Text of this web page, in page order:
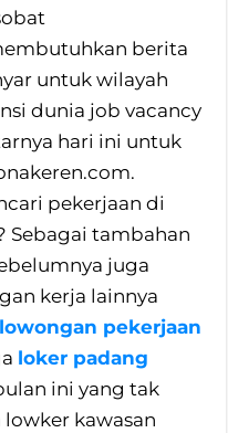
berita
untuk wilayah
dunia job vacancy
hari ini untuk
pekerjaan di
Sebagai tambahan
juga
kerja lainnya
lowongan pekerjaan
loker padang
ini yang tak
kawasan